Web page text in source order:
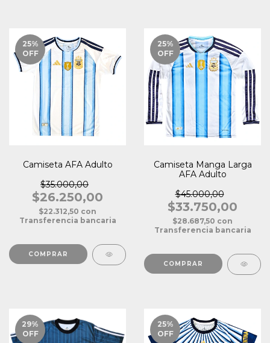
25%
OFF
Camiseta AFA Adulto
$35.000,00
$26.250,00
$22.312,50 con
Transferencia bancaria
COMPRAR
25%
OFF
Camiseta Manga Larga
AFA Adulto
$45.000,00
$33.750,00
$28.687,50 con
Transferencia bancaria
COMPRAR
29%
OFF
25%
OFF